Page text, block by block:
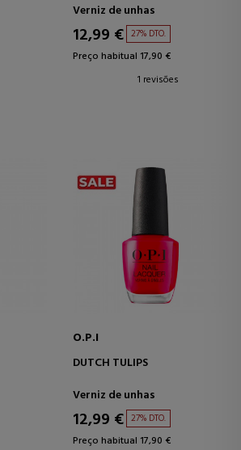
Verniz de unhas
12,99 € 27% DTO.
Preço habitual 17,90 €
1 revisões
O.P.I
DUTCH TULIPS
Verniz de unhas
12,99 € 27% DTO.
Preço habitual 17,90 €